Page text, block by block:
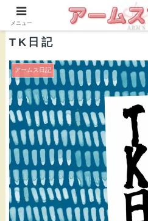
株式会社ＡＲＭ’
TK日記
アームス日記
メニュー